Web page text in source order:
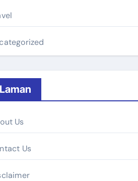
Laman
Us
Us